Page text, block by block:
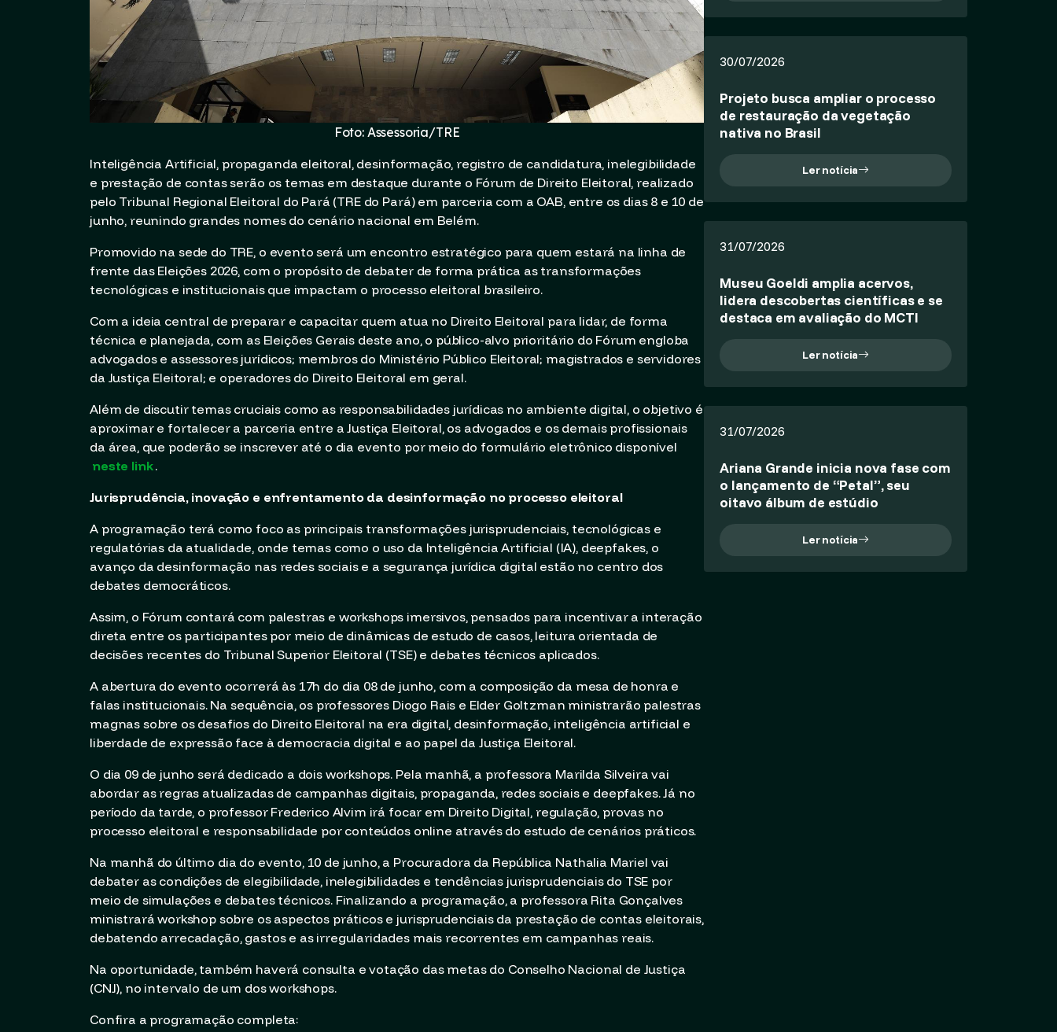
Foto: Assessoria/TRE
Inteligência Artificial, propaganda eleitoral, desinformação, registro de candidatura, inelegibilidade
e prestação de contas serão os temas em destaque durante o Fórum de Direito Eleitoral, realizado
pelo Tribunal Regional Eleitoral do Pará (TRE do Pará) em parceria com a OAB, entre os dias 8 e 10 de
junho, reunindo grandes nomes do cenário nacional em Belém.
Promovido na sede do TRE, o evento será um encontro estratégico para quem estará na linha de
frente das Eleições 2026, com o propósito de debater de forma prática as transformações
tecnológicas e institucionais que impactam o processo eleitoral brasileiro.
Com a ideia central de preparar e capacitar quem atua no Direito Eleitoral para lidar, de forma
técnica e planejada, com as Eleições Gerais deste ano, o público-alvo prioritário do Fórum engloba
advogados e assessores jurídicos; membros do Ministério Público Eleitoral; magistrados e servidores
da Justiça Eleitoral; e operadores do Direito Eleitoral em geral.
Além de discutir temas cruciais como as responsabilidades jurídicas no ambiente digital, o objetivo é
aproximar e fortalecer a parceria entre a Justiça Eleitoral, os advogados e os demais profissionais
da área, que poderão se inscrever até o dia evento por meio do formulário eletrônico disponível
neste link.
Jurisprudência, inovação e enfrentamento da desinformação no processo eleitoral
A programação terá como foco as principais transformações jurisprudenciais, tecnológicas e
regulatórias da atualidade, onde temas como o uso da Inteligência Artificial (IA), deepfakes, o
avanço da desinformação nas redes sociais e a segurança jurídica digital estão no centro dos
debates democráticos.
Assim, o Fórum contará com palestras e workshops imersivos, pensados para incentivar a interação
direta entre os participantes por meio de dinâmicas de estudo de casos, leitura orientada de
decisões recentes do Tribunal Superior Eleitoral (TSE) e debates técnicos aplicados.
A abertura do evento ocorrerá às 17h do dia 08 de junho, com a composição da mesa de honra e
falas institucionais. Na sequência, os professores Diogo Rais e Elder Goltzman ministrarão palestras
magnas sobre os desafios do Direito Eleitoral na era digital, desinformação, inteligência artificial e
liberdade de expressão face à democracia digital e ao papel da Justiça Eleitoral.
O dia 09 de junho será dedicado a dois workshops. Pela manhã, a professora Marilda Silveira vai
abordar as regras atualizadas de campanhas digitais, propaganda, redes sociais e deepfakes. Já no
período da tarde, o professor Frederico Alvim irá focar em Direito Digital, regulação, provas no
processo eleitoral e responsabilidade por conteúdos online através do estudo de cenários práticos.
Na manhã do último dia do evento, 10 de junho, a Procuradora da República Nathalia Mariel vai
debater as condições de elegibilidade, inelegibilidades e tendências jurisprudenciais do TSE por
meio de simulações e debates técnicos. Finalizando a programação, a professora Rita Gonçalves
ministrará workshop sobre os aspectos práticos e jurisprudenciais da prestação de contas eleitorais,
debatendo arrecadação, gastos e as irregularidades mais recorrentes em campanhas reais.
Na oportunidade, também haverá consulta e votação das metas do Conselho Nacional de Justiça
(CNJ), no intervalo de um dos workshops.
Confira a programação completa:
30/07/2026
Projeto busca ampliar o processo
de restauração da vegetação
nativa no Brasil
Ler notícia
31/07/2026
Museu Goeldi amplia acervos,
lidera descobertas científicas e se
destaca em avaliação do MCTI
Ler notícia
31/07/2026
Ariana Grande inicia nova fase com
o lançamento de “Petal”, seu
oitavo álbum de estúdio
Ler notícia